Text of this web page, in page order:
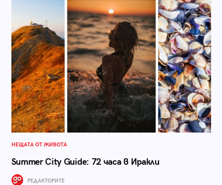
НЕЩАТА ОТ ЖИВОТА
Summer City Guide: 72 часа в Иракли
РЕДАКТОРИТЕ